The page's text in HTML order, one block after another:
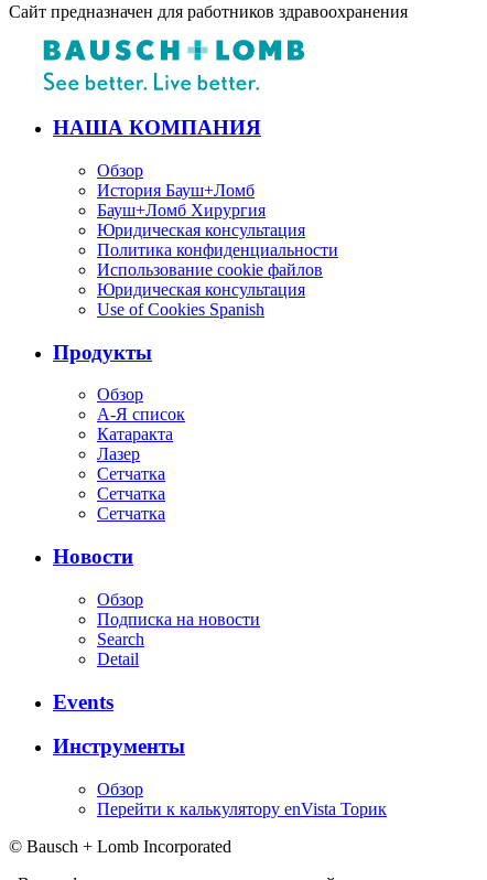
Сайт предназначен для работников здравоохранения
НАША КОМПАНИЯ
Обзор
История Бауш+Ломб
Бауш+Ломб Хирургия
Юридическая консультация
Политика конфиденциальности
Использование cookie файлов
Юридическая консультация
Use of Cookies Spanish
Продукты
Обзор
А-Я список
Катаракта
Лазер
Сетчатка
Сетчатка
Сетчатка
Новости
Обзор
Подписка на новости
Search
Detail
Events
Инструменты
Обзор
Перейти к калькулятору enVista Торик
© Bausch + Lomb Incorporated